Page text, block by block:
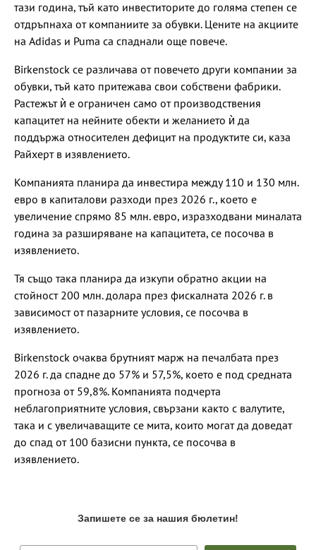
тази година, тъй като инвеститорите до голяма степен се
отдръпнаха от компаниите за обувки. Цените на акциите
на Adidas и Puma са спаднали още повече.
Birkenstock се различава от повечето други компании за
обувки, тъй като притежава свои собствени фабрики.
Растежът ѝ е ограничен само от производствения
капацитет на нейните обекти и желанието ѝ да
поддържа относителен дефицит на продуктите си, каза
Райхерт в изявлението.
Компанията планира да инвестира между 110 и 130 млн.
евро в капиталови разходи през 2026 г., което е
увеличение спрямо 85 млн. евро, изразходвани миналата
година за разширяване на капацитета, се посочва в
изявлението.
Тя също така планира да изкупи обратно акции на
стойност 200 млн. долара през фискалната 2026 г. в
зависимост от пазарните условия, се посочва в
изявлението.
Birkenstock очаква брутният марж на печалбата през
2026 г. да спадне до 57% и 57,5%, което е под средната
прогноза от 59,8%. Компанията подчерта
неблагоприятните условия, свързани както с валутите,
така и с увеличаващите се мита, които могат да доведат
до спад от 100 базисни пункта, се посочва в
изявлението.